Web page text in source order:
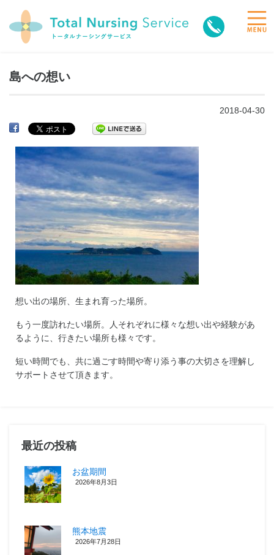
toggle
島への想い
2018-04-30
想い出の場所、生まれ育った場所。
もう一度訪れたい場所。人それぞれに様々な想い出や経験があ
るように、行きたい場所も様々です。
短い時間でも、共に過ごす時間や寄り添う事の大切さを理解し
サポートさせて頂きます。
最近の投稿
お盆期間
2026年8月3日
熊本地震
2026年7月28日